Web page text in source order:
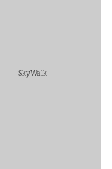
SkyWalk